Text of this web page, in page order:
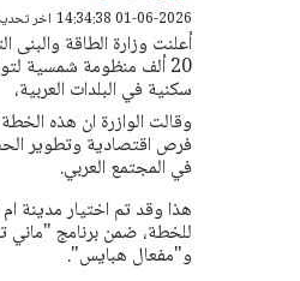
01-06-2026 14:34:38 اخر تحديث: 01-06-2026
أعلنت وزارة الطاقة
20 ألف منظومة شمسية
سكنية في البلدات العربية،
وقالت الوازرة ان هذه
فرص اقتصادية وتطوير
في المجتمع العربي.
هذا وقد تم اختيار مدينة
للخطة، ضمن برنامج "ماني
و"مفعال هبايس".